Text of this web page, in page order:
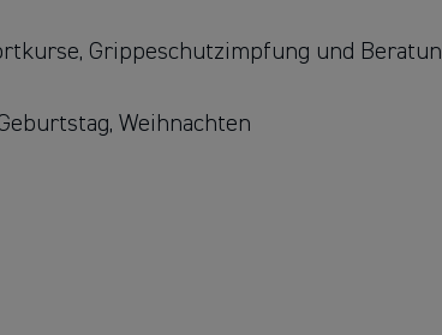
Grippeschutzimpfung und
Weihnachten